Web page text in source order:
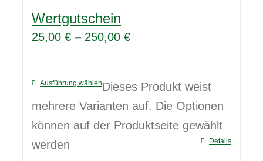
Wertgutschein
25,00 € – 250,00 €
Ausführung wählenDieses Produkt weist
mehrere Varianten auf. Die Optionen
können auf der Produktseite gewählt
werden
Details